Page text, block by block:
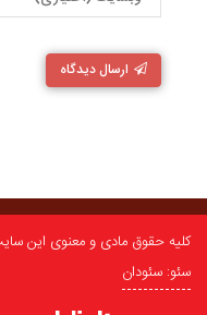
ارسال دیدگاه
کلیه حقوق مادی و معنوی این
سئو: سئودان